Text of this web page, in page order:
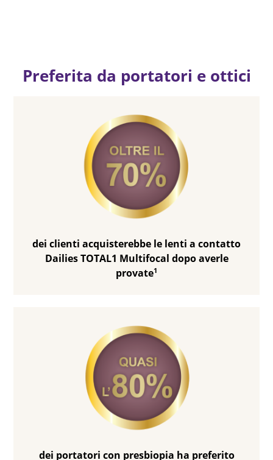
Preferita da portatori e ottici
dei clienti acquisterebbe le lenti a contatto
Dailies TOTAL1 Multifocal dopo averle
provate1
dei portatori con presbiopia ha preferito